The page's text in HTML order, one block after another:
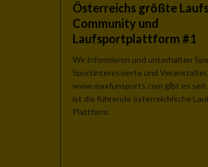
Österreichs größte
Community und
Laufsportplattform #1
Wir informieren und unterhalten
Sportinteressierte und Veranstalter.
www.maxfunsports.com gibt es seit
ist die führende österreichische
Plattform.